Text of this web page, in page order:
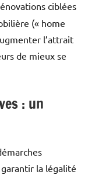
ciblées
(« home
l’attrait
de mieux se
: un
la légalité